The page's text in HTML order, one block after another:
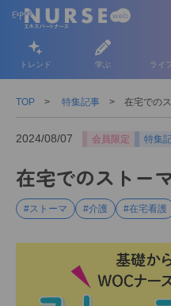
トレンド 学ぶ ライ
TOP 特集記事 在宅での
2024/08/07 会員限定 特集
在宅でのストー
#ストーマ #介護 #在宅看護